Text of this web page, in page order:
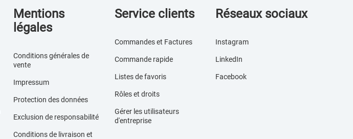
Mentions
légales
Conditions générales de
vente
Impressum
Protection des données
Exclusion de responsabilité
Conditions de livraison et
Service clients
Commandes et Factures
Commande rapide
Listes de favoris
Rôles et droits
Gérer les utilisateurs
d'entreprise
Réseaux sociaux
Instagram
LinkedIn
Facebook